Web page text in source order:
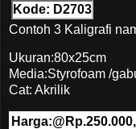
Kode: D2703
Contoh 3 Kaligrafi
Ukuran:80x25cm
Media:Styrofoam /
Cat: Akrilik